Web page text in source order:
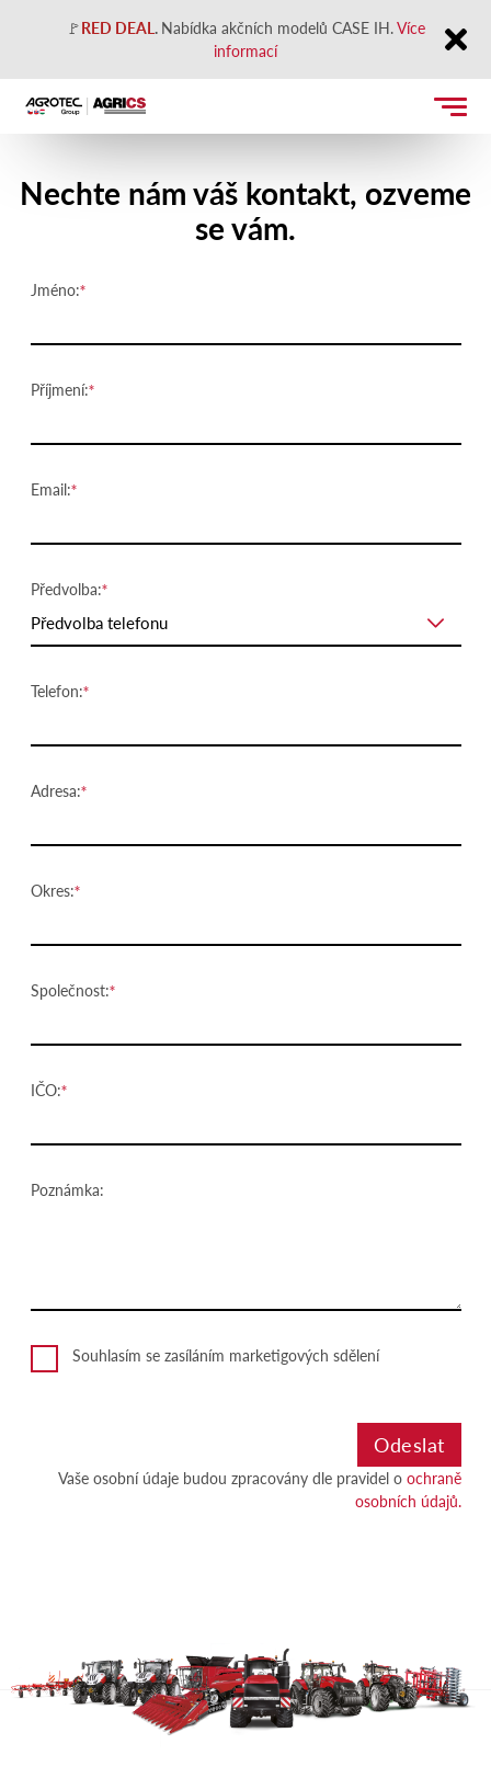
🚩RED DEAL. Nabídka akčních modelů CASE IH.Více
informací
Close
Nechte nám váš kontakt, ozveme
se vám.
Jméno:
Příjmení:
Email:
Předvolba:
Předvolba telefonu
Telefon:
Adresa:
Okres:
Společnost:
IČO:
Poznámka:
Souhlasím se zasíláním marketigových sdělení
Vaše osobní údaje budou zpracovány dle pravidel o ochraně
osobních údajů.